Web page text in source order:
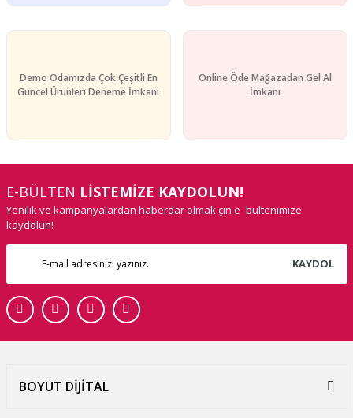
Demo Odamızda Çok Çeşitli En
Güncel Ürünleri Deneme İmkanı
Online Öde Mağazadan Gel Al
İmkanı
E-BÜLTEN LİSTEMİZE KAYDOLUN!
Yenilik ve kampanyalardan haberdar olmak çin e- bültenimize
kaydolun!
KAYDOL
BOYUT DİJİTAL